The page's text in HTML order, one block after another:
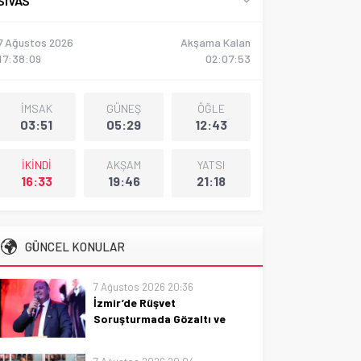
Ağustos 2026
Akşama Kalan
02:07:51
İMSAK
03:51
GÜNEŞ
05:29
ÖĞLE
12:43
İKİNDİ
16:33
AKŞAM
19:46
YATSI
21:18
GÜNCEL KONULAR
7 Ağustos 2026 20:36
İzmir’de Rüşvet
Soruşturmada Gözaltı ve
İzmir'de rüşvet iddiası: gözaltı